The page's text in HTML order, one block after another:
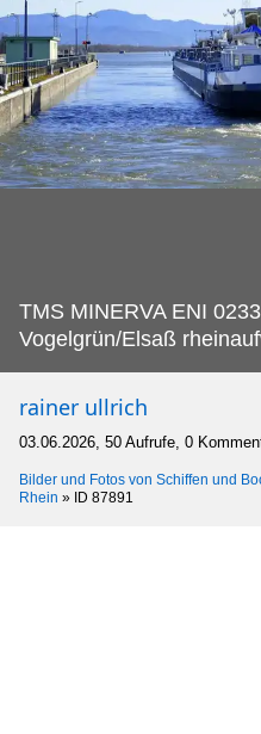
TMS MINERVA ENI
Vogelgrün/Elsaß
rainer ullrich
03.06.2026, 50 Aufrufe, 0
Bilder und Fotos von Schiffen und
Rhein » ID 87891